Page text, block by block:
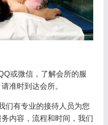
或微信，了解会所的服
准时到达会所。
们有专业的接待人员为您
内容，流程和时间，我们